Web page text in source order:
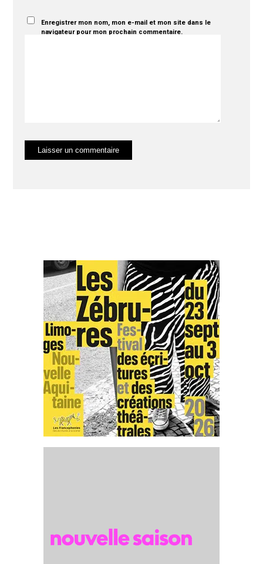
Enregistrer mon nom, mon e-mail et mon site dans le
navigateur pour mon prochain commentaire.